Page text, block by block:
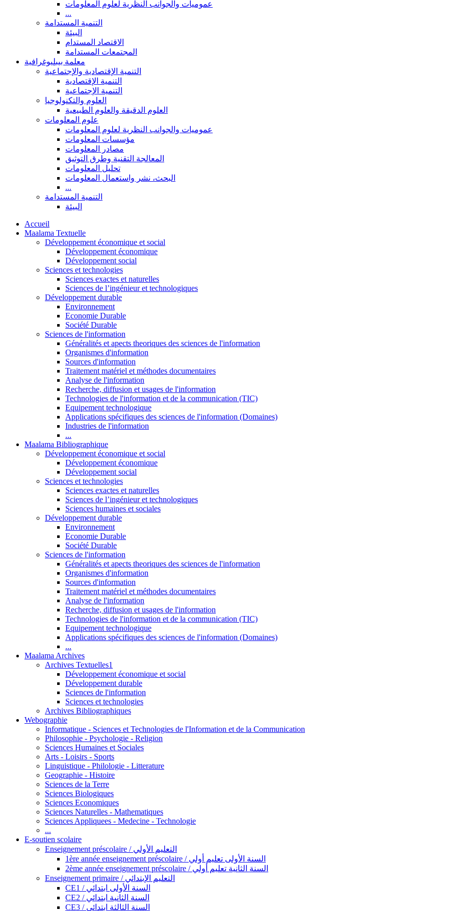
عموميات والجوانب النظرية لعلوم المعلومات
...
التنمية المستدامة
البيئة
الاقتصاد المستدام
المجتمعات المستدامة
معلمة بيبليوغرافية
التنمية الإقتصادية والإجتماعية
التنمية الإقتصادية
التنمية الإجتماعية
العلوم والتكنولوجيا
العلوم الدقيقة والعلوم الطبيعية
علوم المعلومات
عموميات والجوانب النظرية لعلوم المعلومات
مؤسسات المعلومات
مصادر المعلومات
المعالجة التقنية وطرق التوثيق
تحليل المعلومات
البحث، نشر واستعمال المعلومات
...
التنمية المستدامة
البيئة
Accueil
Maalama Textuelle
Développement économique et social
Développement économique
Développement social
Sciences et technologies
Sciences exactes et naturelles
Sciences de l’ingénieur et technologiques
Développement durable
Environnement
Economie Durable
Société Durable
Sciences de l'information
Généralités et apects theoriques des sciences de l'information
Organismes d'information
Sources d'information
Traitement matériel et méthodes documentaires
Analyse de l'information
Recherche, diffusion et usages de l'information
Technologies de l'information et de la communication (TIC)
Equipement technologique
Applications spécifiques des sciences de l'information (Domaines)
Industries de l'information
...
Maalama Bibliographique
Développement économique et social
Développement économique
Développement social
Sciences et technologies
Sciences exactes et naturelles
Sciences de l’ingénieur et technologiques
Sciences humaines et sociales
Développement durable
Environnement
Economie Durable
Société Durable
Sciences de l'information
Généralités et apects theoriques des sciences de l'information
Organismes d'information
Sources d'information
Traitement matériel et méthodes documentaires
Analyse de l'information
Recherche, diffusion et usages de l'information
Technologies de l'information et de la communication (TIC)
Equipement technologique
Applications spécifiques des sciences de l'information (Domaines)
...
Maalama Archives
Archives Textuelles1
Développement économique et social
Développement durable
Sciences de l'information
Sciences et technologies
Archives Bibliographiques
Webographie
Informatique - Sciences et Technologies de l'Information et de la Communication
Philosophie - Psychologie - Religion
Sciences Humaines et Sociales
Arts - Loisirs - Sports
Linguistique - Philologie - Litterature
Geographie - Histoire
Sciences de la Terre
Sciences Biologiques
Sciences Economiques
Sciences Naturelles - Mathematiques
Sciences Appliquees - Medecine - Technologie
...
E-soutien scolaire
Enseignement préscolaire / التعليم الأولي
1ère année enseignement préscolaire / السنة الأولى تعليم أولي
2ème année enseignement préscolaire / السنة الثانية تعليم أولي
Enseignement primaire / التعليم الإبتدائي
CE1 / السنة الأولى ابتدائي
CE2 / السنة الثانية ابتدائي
CE3 / السنة الثالثة ابتدائي